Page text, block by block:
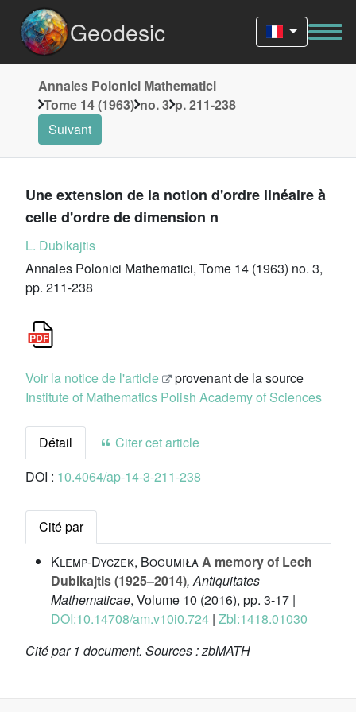
Geodesic
Annales Polonici Mathematici
Tome 14 (1963) no. 3 p. 211-238
Suivant
Une extension de la notion d'ordre linéaire à
celle d'ordre de dimension n
L. Dubikajtis
Annales Polonici Mathematici, Tome 14 (1963) no. 3,
pp. 211-238
Voir la notice de l'article
provenant de la source
Institute of Mathematics Polish Academy of Sciences
Détail
Citer cet article
DOI : 10.4064/ap-14-3-211-238
Cité par
Klemp-Dyczek, BogumiłaA memory of Lech
Dubikajtis (1925–2014), Antiquitates
Mathematicae, Volume 10 (2016), pp. 3-17 |
DOI:10.14708/am.v10i0.724 | Zbl:1418.01030
Cité par 1 document. Sources :zbMATH